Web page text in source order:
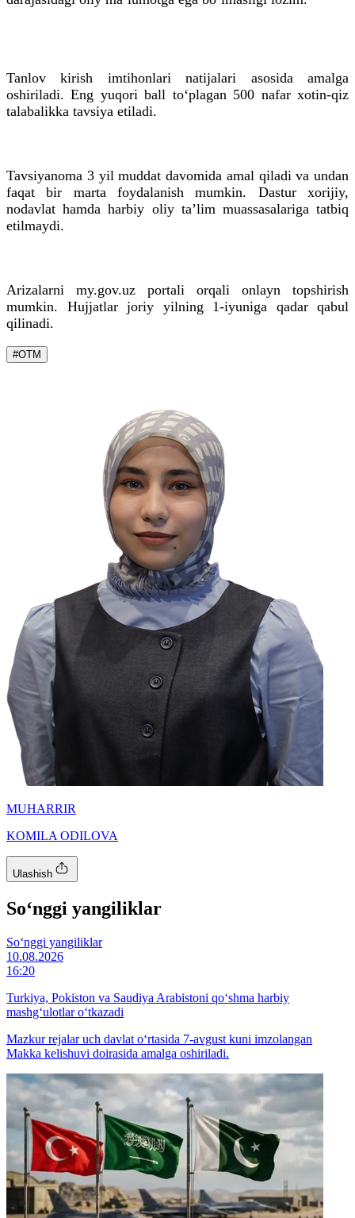
Tanlov kirish imtihonlari natijalari asosida amalga
oshiriladi. Eng yuqori ball to‘plagan 500 nafar xotin-qiz
talabalikka tavsiya etiladi.
Tavsiyanoma 3 yil muddat davomida amal qiladi va undan
faqat bir marta foydalanish mumkin. Dastur xorijiy,
nodavlat hamda harbiy oliy ta’lim muassasalariga tatbiq
etilmaydi.
Arizalarni my.gov.uz portali orqali onlayn topshirish
mumkin. Hujjatlar joriy yilning 1-iyuniga qadar qabul
qilinadi.
#OTM
MUHARRIR
KOMILA ODILOVA
Ulashish
So‘nggi yangiliklar
So‘nggi yangiliklar
10.08.2026
16:20
Turkiya, Pokiston va Saudiya Arabistoni qo‘shma harbiy
mashg‘ulotlar o‘tkazadi
Mazkur rejalar uch davlat o‘rtasida 7-avgust kuni imzolangan
Makka kelishuvi doirasida amalga oshiriladi.